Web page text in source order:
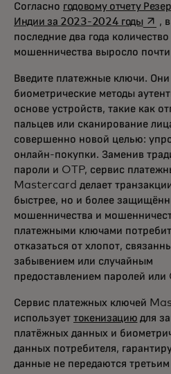
Согласно годовому отчету
Индии за 2023-2024 годы
,
последние два года
мошенничества выросло
Введите платежные ключи.
биометрические методы
основе устройств, такие как
пальцев или сканирование
совершенно новой целью:
онлайн-покупки. Заменив
пароли и OTP, сервис
Mastercard делает
быстрее, но и более
мошенничества и
платежными ключами
отказаться от хлопот,
забывением или случайным
предоставлением паролей или
Сервис платежных ключей
использует токенизацию для
платёжных данных и
данных потребителя,
данные не передаются